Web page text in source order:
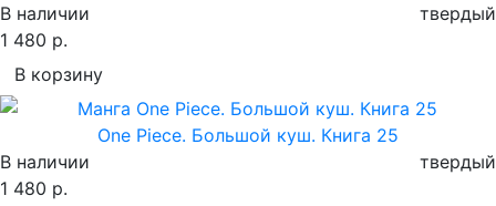
В наличии
твердый
1 480 р.
В корзину
One Piece. Большой куш. Книга 25
В наличии
твердый
1 480 р.